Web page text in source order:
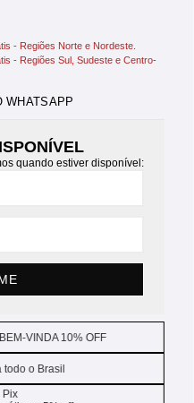
- Regiões Norte e Nordeste.
- Regiões Sul, Sudeste e Centro-
quando estiver disponível:
VINDA 10% OFF
todo o Brasil
Pix